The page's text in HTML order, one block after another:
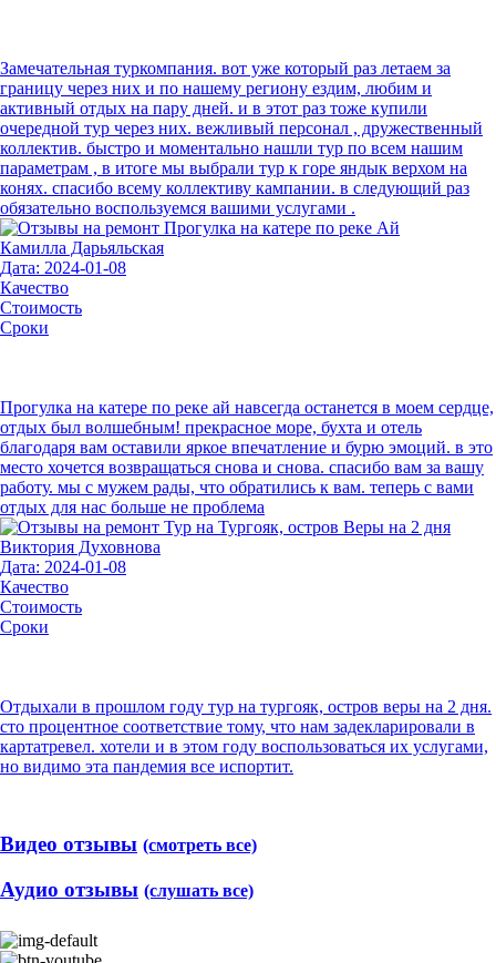
Замечательная туркомпания. вот уже который раз летаем за
границу через них и по нашему региону ездим, любим и
активный отдых на пару дней. и в этот раз тоже купили
очередной тур через них. вежливый персонал , дружественный
коллектив. быстро и моментально нашли тур по всем нашим
параметрам , в итоге мы выбрали тур к горе яндык верхом на
конях. спасибо всему коллективу кампании. в следующий раз
обязательно воспользуемся вашими услугами .
Камилла Дарьяльская
Дата: 2024-01-08
Качество
Стоимость
Сроки
Прогулка на катере по реке ай навсегда останется в моем сердце,
отдых был волшебным! прекрасное море, бухта и отель
благодаря вам оставили яркое впечатление и бурю эмоций. в это
место хочется возвращаться снова и снова. спасибо вам за вашу
работу. мы с мужем рады, что обратились к вам. теперь с вами
отдых для нас больше не проблема
Виктория Духовнова
Дата: 2024-01-08
Качество
Стоимость
Сроки
Отдыхали в прошлом году тур на тургояк, остров веры на 2 дня.
сто процентное соответствие тому, что нам задекларировали в
картатревел. хотели и в этом году воспользоваться их услугами,
но видимо эта пандемия все испортит.
Видео отзывы (смотреть все)
Аудио отзывы (слушать все)